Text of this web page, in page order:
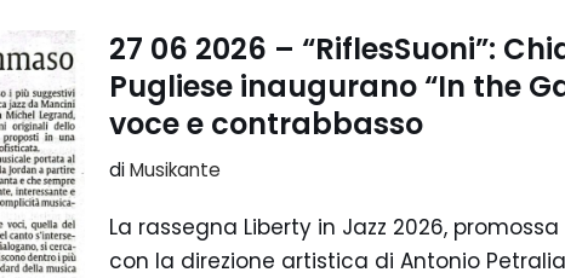
27 06 2026 – “RiflesSuoni”:
Pugliese inaugurano “In the
voce e contrabbasso
diMusikante
La rassegna Liberty in Jazz 2026,
con la direzione artistica di Antonio